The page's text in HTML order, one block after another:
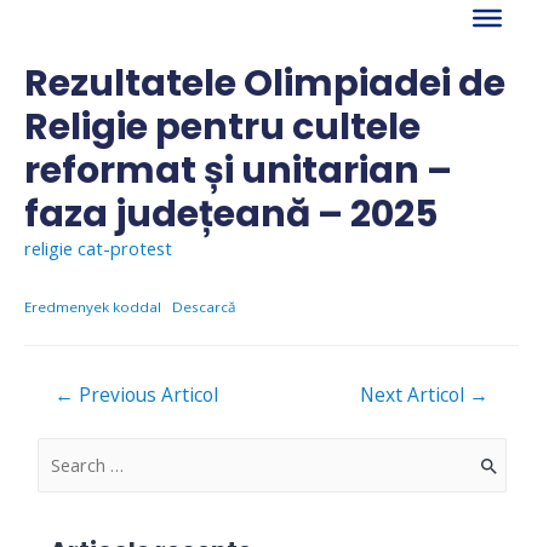
contentRezultatele Olimpiadei de
Religie pentru cultele
reformat și unitarian –
faza județeană – 2025
religie cat-protest
Eredmenyek koddal Descarcă
Navigare
← Previous Articol Next Articol →
S